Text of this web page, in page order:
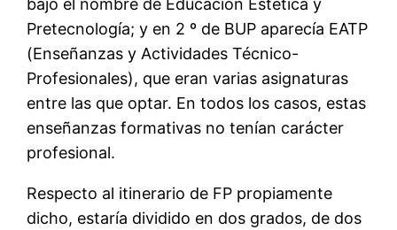
bajo el nombre de Educación Estética y
Pretecnología; y en 2 º de BUP aparecía EATP
(Enseñanzas y Actividades Técnico-
Profesionales), que eran varias asignaturas
entre las que optar. En todos los casos, estas
enseñanzas formativas no tenían carácter
profesional.
Respecto al itinerario de FP propiamente
dicho, estaría dividido en dos grados, de dos